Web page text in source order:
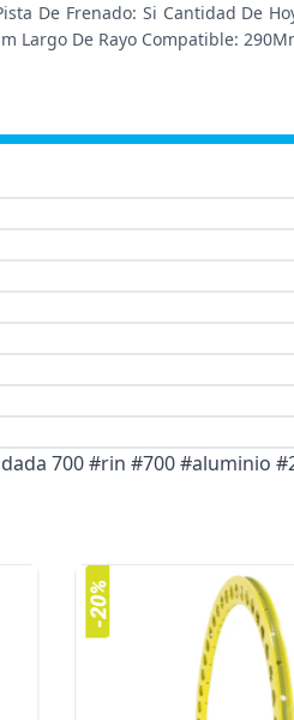
De Frenado: Si Cantidad De
Largo De Rayo Compatible:
700 #rin #700 #aluminio